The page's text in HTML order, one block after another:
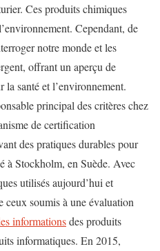
Ces produits chimiques
Cependant, de
notre monde et les
offrant un aperçu de
la santé et l’environnement.
principal des critères chez
de certification
des pratiques durables pour
à Stockholm, en Suède. Avec
utilisés aujourd’hui et
soumis à une évaluation
informationsdes produits
informatiques. En 2015,